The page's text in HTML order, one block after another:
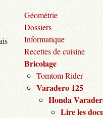
Géométrie
Dossiers
Informatique
Recettes de cuisine
Bricolage
Tomtom Rider
Varadero 125
Honda
Lire les